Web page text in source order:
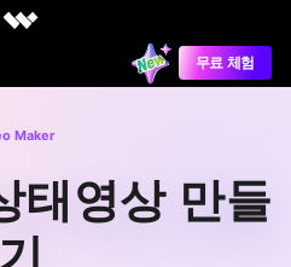
무료 체험
Maker
태영상 만들
기